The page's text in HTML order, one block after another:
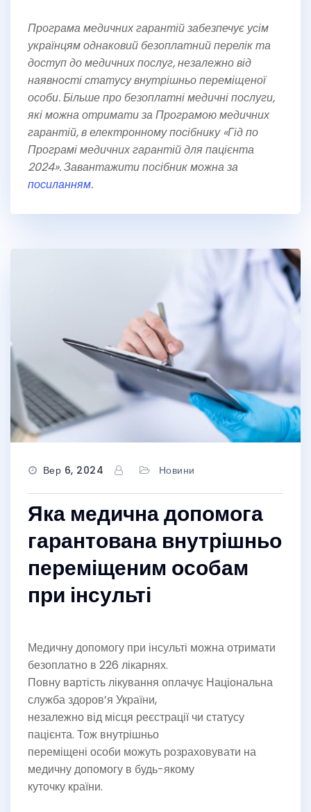
Програма медичних гарантій забезпечує усім
українцям однаковий безоплатний перелік та
доступ до медичних послуг, незалежно від
наявності статусу внутрішньо переміщеної
особи. Більше про безоплатні медичні послуги,
які можна отримати за Програмою медичних
гарантій, в електронному посібнику «Гід по
Програмі медичних гарантій для пацієнта
2024». Завантажити посібник можна за
посиланням.
Вер 6, 2024 Новини
Яка медична допомога
гарантована внутрішньо
переміщеним особам
при інсульті
Медичну допомогу при інсульті можна отримати
безоплатно в 226 лікарнях.
Повну вартість лікування оплачує Національна
служба здоров’я України,
незалежно від місця реєстрації чи статусу
пацієнта. Тож внутрішньо
переміщені особи можуть розраховувати на
медичну допомогу в будь-якому
куточку країни.